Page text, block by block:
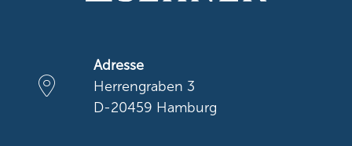
Adresse
Herrengraben 3
D-20459 Hamburg